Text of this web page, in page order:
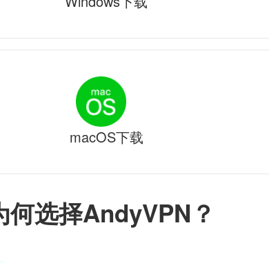
何选择AndyVPN？
macOS下载